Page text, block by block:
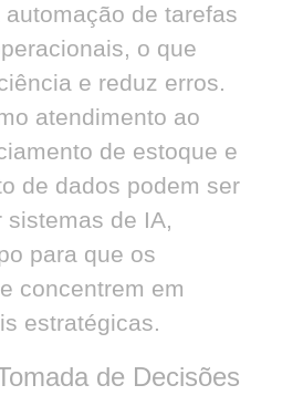
automação de tarefas
o que
e reduz erros.
atendimento ao
de estoque e
de dados podem ser
sistemas de IA,
para que os
concentrem em
estratégicas.
de Decisões